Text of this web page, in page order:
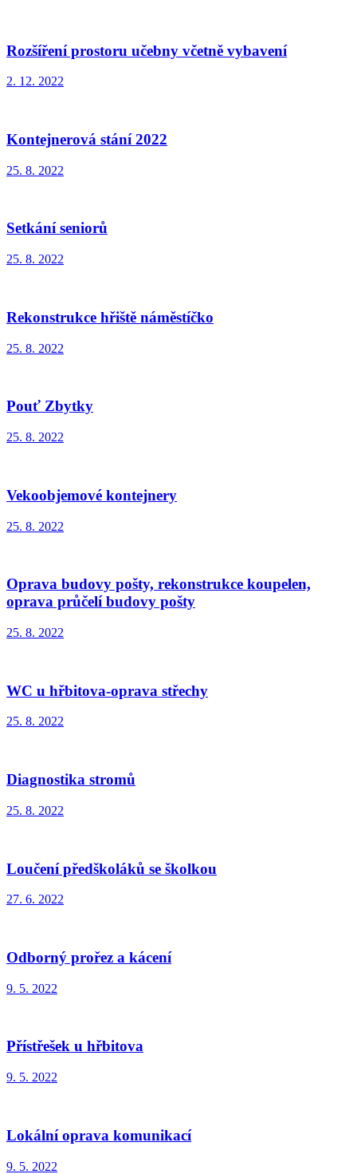
Rozšíření prostoru učebny včetně vybavení
2. 12. 2022
Kontejnerová stání 2022
25. 8. 2022
Setkání seniorů
25. 8. 2022
Rekonstrukce hřiště náměstíčko
25. 8. 2022
Pouť Zbytky
25. 8. 2022
Vekoobjemové kontejnery
25. 8. 2022
Oprava budovy pošty, rekonstrukce koupelen,
oprava průčelí budovy pošty
25. 8. 2022
WC u hřbitova-oprava střechy
25. 8. 2022
Diagnostika stromů
25. 8. 2022
Loučení předškoláků se školkou
27. 6. 2022
Odborný prořez a kácení
9. 5. 2022
Přístřešek u hřbitova
9. 5. 2022
Lokální oprava komunikací
9. 5. 2022